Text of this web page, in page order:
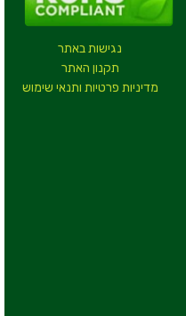
נגישות באתר
תקנון האתר
מדיניות פרטיות ותנאי שימוש